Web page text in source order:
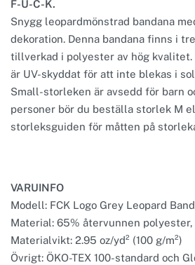
F-U-C-K.
Snygg leopardmönstrad bandana
dekoration. Denna bandana finns i
tillverkad i polyester av hög kvalitet.
är UV-skyddat för att inte blekas i
Small-storleken är avsedd för barn
personer bör du beställa storlek M
storleksguiden för måtten på
VARUINFO
Modell: FCK Logo Grey Leopard
Material: 65% återvunnen
Materialvikt: 2.95 oz/yd² (100 g/m²)
Övrigt: ÖKO-TEX 100-standard och